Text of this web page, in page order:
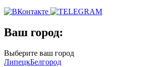
Ваш город:
Выберите ваш город
ЛипецкБелгород